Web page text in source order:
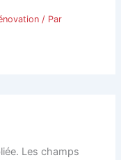
/ Par
Les champs